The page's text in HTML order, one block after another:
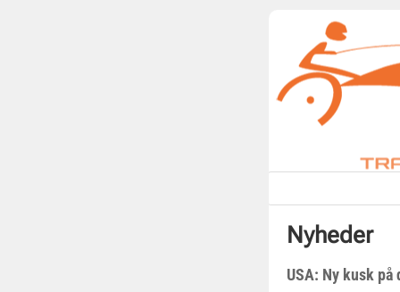
Nyheder
USA: Ny kusk på